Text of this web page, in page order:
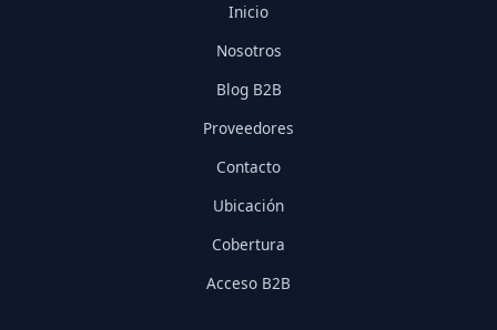
Inicio
Nosotros
Blog B2B
Proveedores
Contacto
Ubicación
Cobertura
Acceso B2B